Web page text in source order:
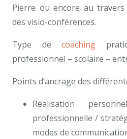
Pierre ou encore au
des visio-conférences.
Type decoaching
professionnel – scolaire –
Points d’ancrage des
Réalisation
professionnelle /
modes de